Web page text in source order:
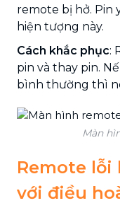
remote bị hở. Pin
hiện tượng này.
Cách khắc phục:
pin và thay pin.
bình thường thì
Màn
Remote
với điều